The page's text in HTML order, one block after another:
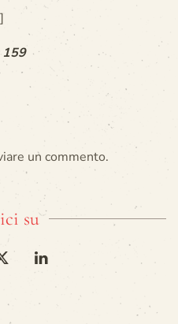
159
un commento.
su